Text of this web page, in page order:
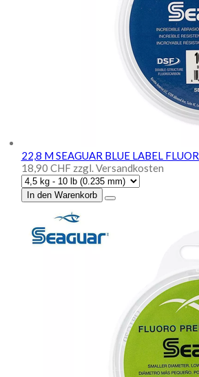
22,8 M SEAGUAR BLUE LABEL
18,90 CHF zzgl. Versandkosten
In den Warenkorb